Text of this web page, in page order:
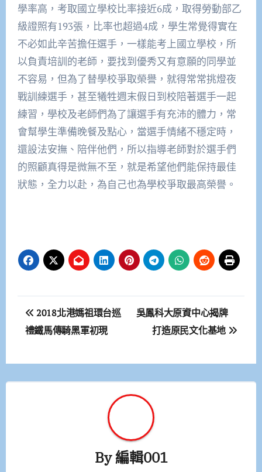
學率高，考取國立學校比率接近6成，取得勞動部乙
級證照有193張，比率也超過4成，學生常覺得實在
不必如此辛苦擔任選手，一樣能考上國立學校，所
以負責培訓的老師，要找到優秀又有意願的同學並
不容易，但為了替學校爭取榮譽，就得常常挑燈夜
戰訓練選手，甚至犧牲週末假日到校陪著選手一起
練習，學校及老師們為了讓選手有充沛的體力，常
會幫學生準備晚餐及點心，當選手情緒不穩定時，
還設法安撫、陪伴他們，所以指導老師對於選手們
的照顧真得是微無不至，就是希望他們能保持最佳
狀態，全力以赴，為自己也為學校爭取最高榮譽。
文
章
覽
2018北港媽祖環台巡
禮鐵馬傳騎黑軍初現
吳鳳科大原資中心揭牌
打造原民文化基地
By編輯001